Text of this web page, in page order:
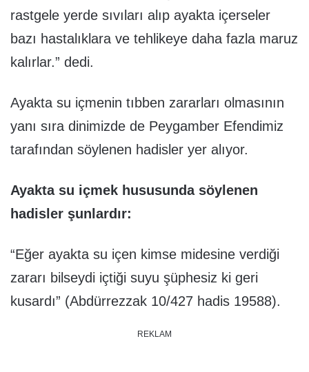
rastgele yerde sıvıları alıp ayakta içerseler
bazı hastalıklara ve tehlikeye daha fazla maruz
kalırlar.” dedi.
Ayakta su içmenin tıbben zararları olmasının
yanı sıra dinimizde de Peygamber Efendimiz
tarafından söylenen hadisler yer alıyor.
Ayakta su içmek hususunda söylenen
hadisler şunlardır:
“Eğer ayakta su içen kimse midesine verdiği
zararı bilseydi içtiği suyu şüphesiz ki geri
kusardı” (Abdürrezzak 10/427 hadis 19588).
REKLAM